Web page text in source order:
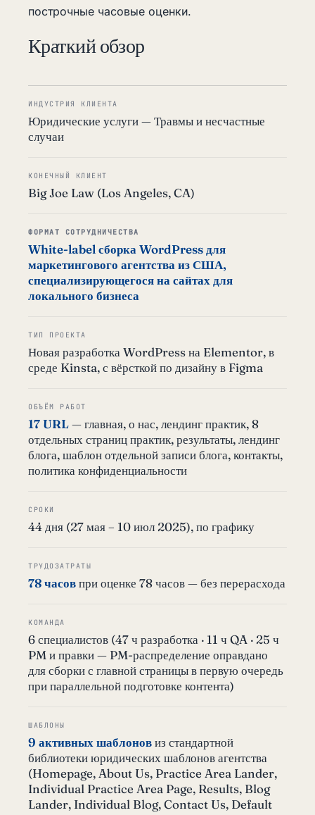
построчные часовые оценки.
Краткий обзор
ИНДУСТРИЯ КЛИЕНТА
Юридические услуги — Травмы и несчастные
случаи
КОНЕЧНЫЙ КЛИЕНТ
Big Joe Law (Los Angeles, CA)
ФОРМАТ СОТРУДНИЧЕСТВА
White-label сборка WordPress для
маркетингового агентства из США,
специализирующегося на сайтах для
локального бизнеса
ТИП ПРОЕКТА
Новая разработка WordPress на Elementor, в
среде Kinsta, с вёрсткой по дизайну в Figma
ОБЪЁМ РАБОТ
17 URL— главная, о нас, лендинг практик, 8
отдельных страниц практик, результаты, лендинг
блога, шаблон отдельной записи блога, контакты,
политика конфиденциальности
СРОКИ
44 дня (27 мая – 10 июл 2025), по графику
ТРУДОЗАТРАТЫ
78 часовпри оценке 78 часов — без перерасхода
КОМАНДА
6 специалистов (47 ч разработка · 11 ч QA · 25 ч
PM и правки — PM-распределение оправдано
для сборки с главной страницы в первую очередь
при параллельной подготовке контента)
ШАБЛОНЫ
9 активных шаблоновиз стандартной
библиотеки юридических шаблонов агентства
(Homepage, About Us, Practice Area Lander,
Individual Practice Area Page, Results, Blog
Lander, Individual Blog, Contact Us, Default